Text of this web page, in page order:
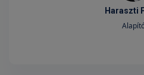
Haraszti